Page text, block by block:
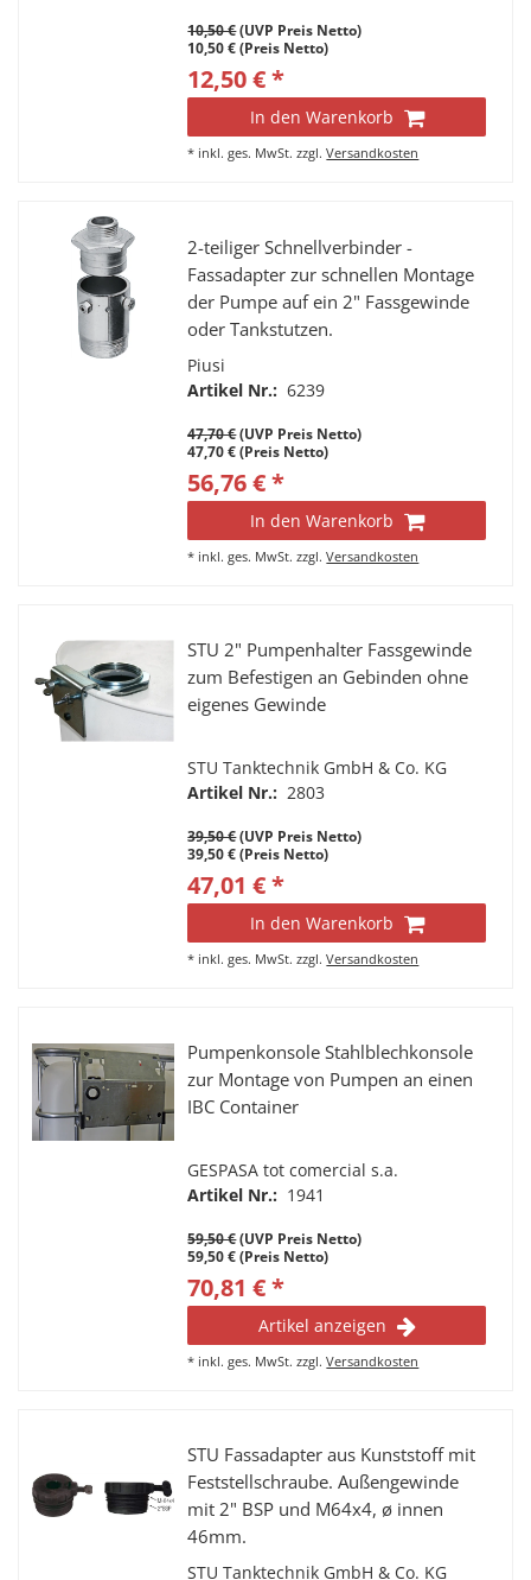
10,50 €(UVP Preis Netto)
10,50 € (Preis Netto)
12,50 € *
In den Warenkorb
* inkl. ges. MwSt. zzgl.Versandkosten
2-teiliger Schnellverbinder -
Fassadapter zur schnellen Montage
der Pumpe auf ein 2" Fassgewinde
oder Tankstutzen.
Piusi
Artikel Nr.: 6239
47,70 €(UVP Preis Netto)
47,70 € (Preis Netto)
56,76 € *
In den Warenkorb
* inkl. ges. MwSt. zzgl.Versandkosten
STU 2" Pumpenhalter Fassgewinde
zum Befestigen an Gebinden ohne
eigenes Gewinde
STU Tanktechnik GmbH & Co. KG
Artikel Nr.: 2803
39,50 €(UVP Preis Netto)
39,50 € (Preis Netto)
47,01 € *
In den Warenkorb
* inkl. ges. MwSt. zzgl.Versandkosten
Pumpenkonsole Stahlblechkonsole
zur Montage von Pumpen an einen
IBC Container
GESPASA tot comercial s.a.
Artikel Nr.: 1941
59,50 €(UVP Preis Netto)
59,50 € (Preis Netto)
70,81 € *
Artikel anzeigen
* inkl. ges. MwSt. zzgl.Versandkosten
STU Fassadapter aus Kunststoff mit
Feststellschraube. Außengewinde
mit 2" BSP und M64x4, ø innen
46mm.
STU Tanktechnik GmbH & Co. KG